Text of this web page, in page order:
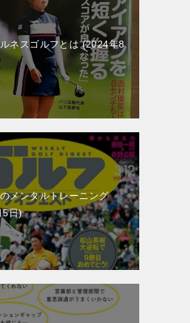
ネスゴルフとは
2024年8
メンタルトレーニング
5日